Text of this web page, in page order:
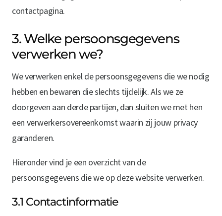
contactpagina.
3. Welke persoonsgegevens
verwerken we?
We verwerken enkel de persoonsgegevens die we nodig
hebben en bewaren die slechts tijdelijk. Als we ze
doorgeven aan derde partijen, dan sluiten we met hen
een verwerkersovereenkomst waarin zij jouw privacy
garanderen.
Hieronder vind je een overzicht van de
persoonsgegevens die we op deze website verwerken.
3.1 Contactinformatie